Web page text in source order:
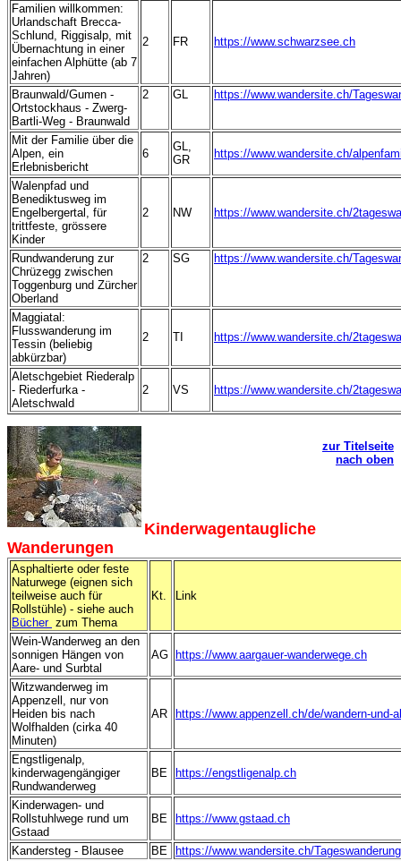
Familien willkommen:
Urlandschaft Brecca-
Schlund, Riggisalp, mit
Übernachtung in einer
einfachen Alphütte (ab 7
Jahren)
2 FR https://www.schwarzsee.ch
Braunwald/Gumen -
Ortstockhaus - Zwerg-
Bartli-Weg - Braunwald
2 GL https://www.wandersite.ch/
Mit der Familie über die
Alpen, ein
Erlebnisbericht
6
GL,
GR
https://www.wandersite.ch/
Walenpfad und
Benediktusweg im
Engelbergertal, für
trittfeste, grössere
Kinder
2 NW https://www.wandersite.ch/
Rundwanderung zur
Chrüzegg zwischen
Toggenburg und Zürcher
Oberland
2 SG https://www.wandersite.ch/
Maggiatal:
Flusswanderung im
Tessin (beliebig
abkürzbar)
2 TI https://www.wandersite.ch/
Aletschgebiet Riederalp
- Riederfurka -
Aletschwald
2 VS https://www.wandersite.ch/
zur Titelseite
nach oben
Kinderwagentaugliche
Wanderungen
Asphaltierte oder feste
Naturwege (eignen sich
teilweise auch für
Rollstühle) - siehe auch
Bücher zum Thema
Kt. Link
Wein-Wanderweg an den
sonnigen Hängen von
Aare- und Surbtal
AG https://www.aargauer-wanderwege.ch
Witzwanderweg im
Appenzell, nur von
Heiden bis nach
Wolfhalden (cirka 40
Minuten)
AR https://www.appenzell.ch/de/wandern-und-
Engstligenalp,
kinderwagengängiger
Rundwanderweg
BE https://engstligenalp.ch
Kinderwagen- und
Rollstuhlwege rund um
Gstaad
BE https://www.gstaad.ch
Kandersteg - Blausee BE
https://www.wandersite.ch/